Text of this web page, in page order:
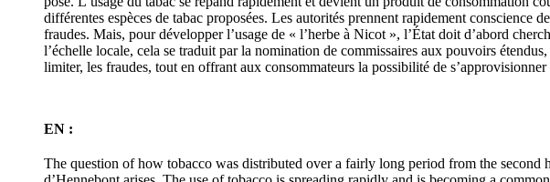
différentes espèces de tabac proposées. Les autorités prennent rapidement conscience
fraudes. Mais, pour développer l’usage de « l’herbe à Nicot », l’État doit d’abord
l’échelle locale, cela se traduit par la nomination de commissaires aux pouvoirs
limiter, les fraudes, tout en offrant aux consommateurs la possibilité de
EN :
The question of how tobacco was distributed over a fairly long period from the second